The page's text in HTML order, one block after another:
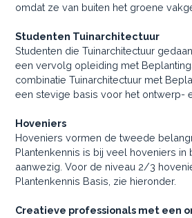
omdat ze van buiten het groene
Studenten Tuinarchitectuur
Studenten die Tuinarchitectuur
een vervolg opleiding met
combinatie Tuinarchitectuur met
een stevige basis voor het ontwerp-
Hoveniers
Hoveniers vormen de tweede
Plantenkennis is bij veel hoveniers in
aanwezig. Voor de niveau 2/3
Plantenkennis Basis, zie hieronder.
Creatieve professionals met een